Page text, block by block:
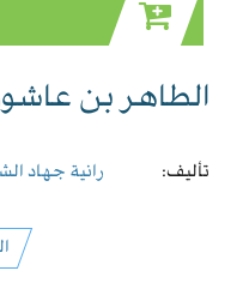
الطاهر بن
تأليف: رانية جهاد